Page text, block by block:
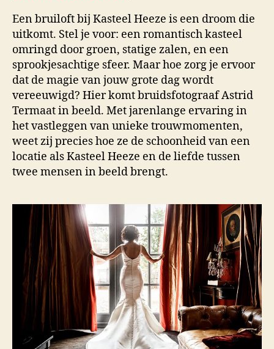
Een bruiloft bij Kasteel Heeze is een droom die
uitkomt. Stel je voor: een romantisch kasteel
omringd door groen, statige zalen, en een
sprookjesachtige sfeer. Maar hoe zorg je ervoor
dat de magie van jouw grote dag wordt
vereeuwigd? Hier komt bruidsfotograaf Astrid
Termaat in beeld. Met jarenlange ervaring in
het vastleggen van unieke trouwmomenten,
weet zij precies hoe ze de schoonheid van een
locatie als Kasteel Heeze en de liefde tussen
twee mensen in beeld brengt.